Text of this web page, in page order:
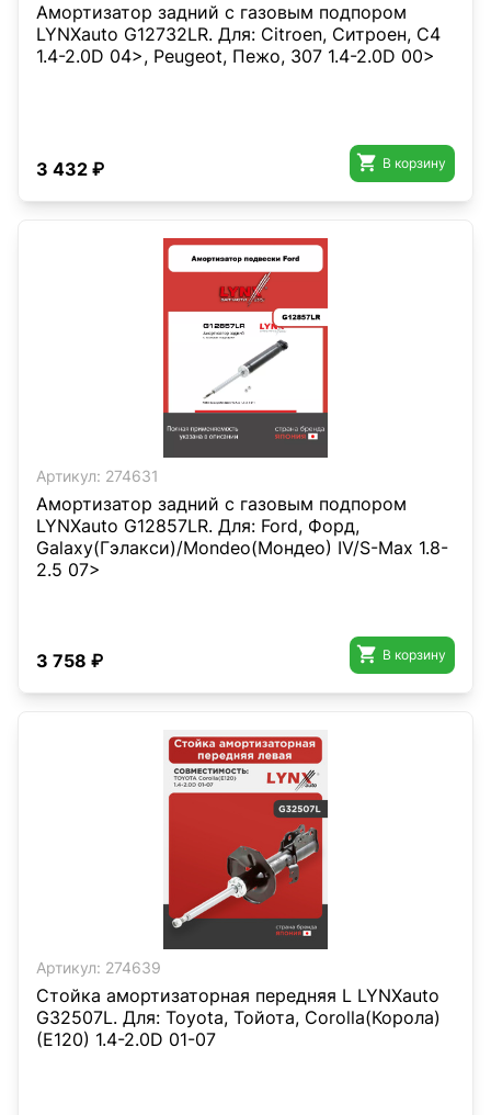
Амортизатор задний с газовым подпором
LYNXauto G12732LR. Для: Citroen, Ситроен, C4
1.4-2.0D 04>, Peugeot, Пежо, 307 1.4-2.0D 00>
3 432 ₽  В корзину
Артикул: 274631
Амортизатор задний с газовым подпором
LYNXauto G12857LR. Для: Ford, Форд,
Galaxy(Гэлакси)/Mondeo(Мондео) IV/S-Max 1.8-
2.5 07>
3 758 ₽  В корзину
Артикул: 274639
Стойка амортизаторная передняя L LYNXauto
G32507L. Для: Toyota, Тойота, Corolla(Корола)
(E120) 1.4-2.0D 01-07